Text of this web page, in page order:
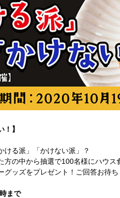
！】
ける派」「かけない派」？
方の中から抽選で100名様にハウス
グッズをプレゼント！ご回答お待ち
まで